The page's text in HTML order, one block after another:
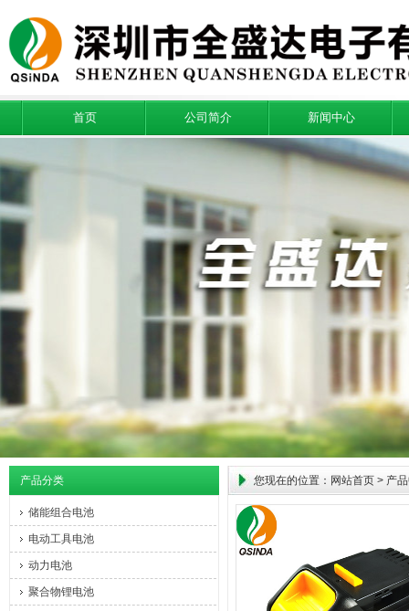
首页 公司简介 新闻中心
产品分类
储能组合电池
电动工具电池
动力电池
聚合物锂电池
您现在的位置： 网站首页 > 产